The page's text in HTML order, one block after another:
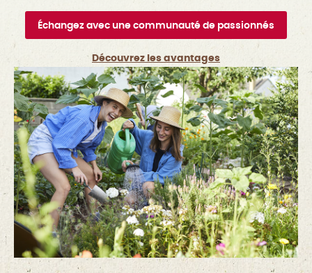
Échangez avec une communauté de passionnés
Découvrez les avantages